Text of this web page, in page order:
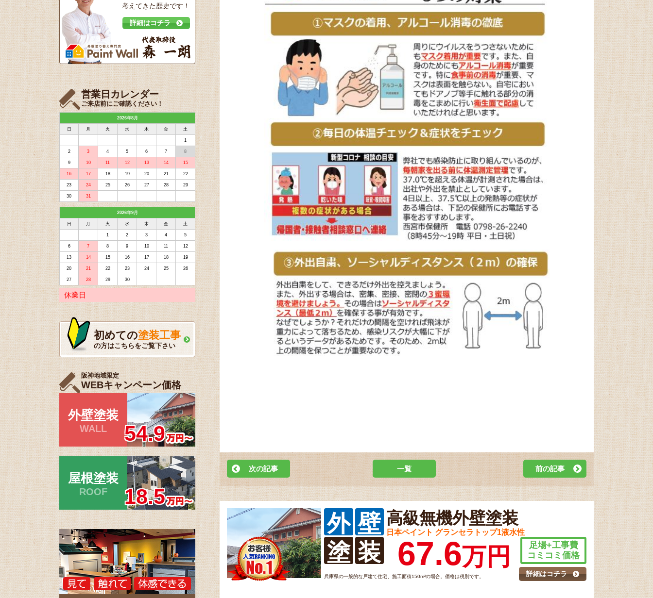
次の記事 一覧 前の記事
外 壁
塗 装
高級無機外壁塗装
日本ペイント グランセラトップ1液水性
足場+工事費
コミコミ価格
67.6万円
兵庫県の一般的な戸建て住宅、施工面積150m²の場合。価格は税別です。 詳細はコチラ
考えてきた歴史です！
詳細はコチラ
営業日カレンダー
ご来店前にご確認ください！
2026年8月
日 月 火 水 木 金 土
1
2 3 4 5 6 7 8
9 10 11 12 13 14 15
16 17 18 19 20 21 22
23 24 25 26 27 28 29
30 31
2026年9月
日 月 火 水 木 金 土
1 2 3 4 5
6 7 8 9 10 11 12
13 14 15 16 17 18 19
20 21 22 23 24 25 26
27 28 29 30
休業日
初めての塗装工事
の方はこちらをご覧下さい
阪神地域限定
WEBキャンペーン価格
外壁塗装
WALL 54.9
屋根塗装
ROOF 18.5